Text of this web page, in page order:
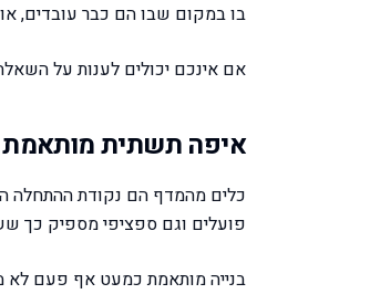
בו במקום שבו הם כבר עובדים,
אם אינכם יכולים לענות על
איפה תשתית
כלים מהמדף הם נקודת ההתחלה
פועלים וגם ספציפי מספיק כך
בנייה מותאמת כמעט אף פעם לא